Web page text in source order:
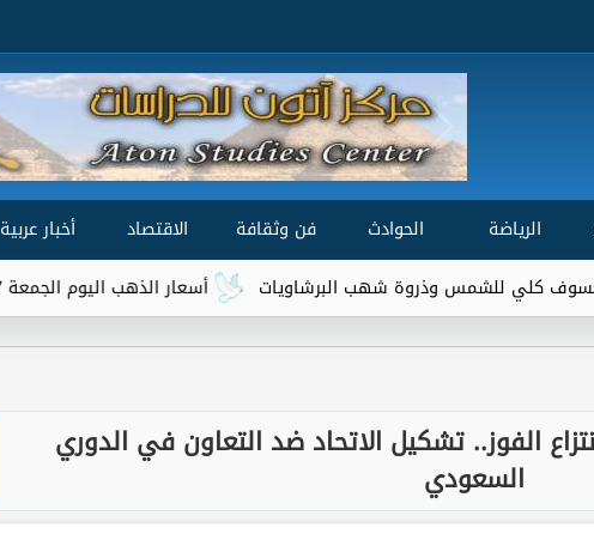
الرياضة الحوادث فن وثقافة الاقتصاد أخبار عربية
أسعار الذهب اليوم الجمعة 7 أغسطس 2026.. عيار 21 يسجل 5980 جنيهًا شهب البرشاويات
الفوز.. تشكيل الاتحاد ضد التعاون في الدوري
السعودي